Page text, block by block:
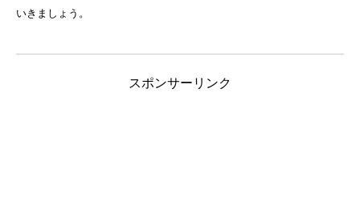
いきましょう。
スポンサーリンク